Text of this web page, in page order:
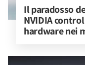
Il paradosso
NVIDIA
hardware nei